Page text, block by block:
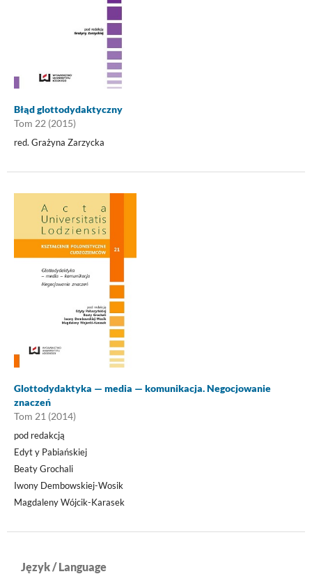
Błąd glottodydaktyczny
Tom 22 (2015)
red. Grażyna Zarzycka
Glottodydaktyka — media — komunikacja. Negocjowanie
znaczeń
Tom 21 (2014)
pod redakcją
Edyt y Pabiańskiej
Beaty Grochali
Iwony Dembowskiej-Wosik
Magdaleny Wójcik-Karasek
Język / Language